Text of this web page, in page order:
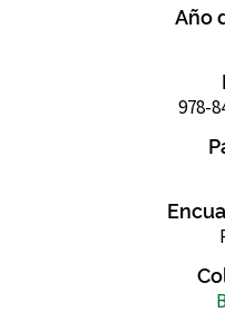
Año
978-